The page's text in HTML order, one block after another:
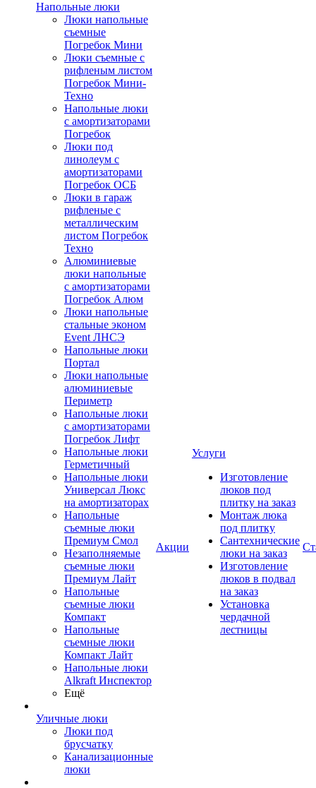
Напольные люки
Люки напольные
съемные
Погребок Мини
Люки съемные с
рифленым листом
Погребок Мини-
Техно
Напольные люки
с амортизаторами
Погребок
Люки под
линолеум с
амортизаторами
Погребок ОСБ
Люки в гараж
рифленые с
металлическим
листом Погребок
Техно
Алюминиевые
люки напольные
с амортизаторами
Погребок Алюм
Люки напольные
стальные эконом
Event ЛНСЭ
Напольные люки
Портал
Люки напольные
алюминиевые
Периметр
Напольные люки
с амортизаторами
Погребок Лифт
Напольные люки
Герметичный
Напольные люки
Универсал Люкс
на амортизаторах
Напольные
съемные люки
Премиум Смол
Незаполняемые
съемные люки
Премиум Лайт
Напольные
съемные люки
Компакт
Напольные
съемные люки
Компакт Лайт
Напольные люки
Alkraft Инспектор
Ещё
Уличные люки
Люки под
брусчатку
Канализационные
люки
Акции
Услуги
Изготовление
люков под
плитку на заказ
Монтаж люка
под плитку
Сантехнические
люки на заказ
Изготовление
люков в подвал
на заказ
Установка
чердачной
лестницы